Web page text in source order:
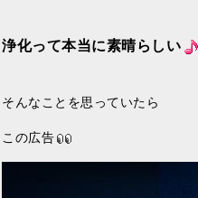
浄化って本当に素晴らしい
そんなことを思っていたら
この広告